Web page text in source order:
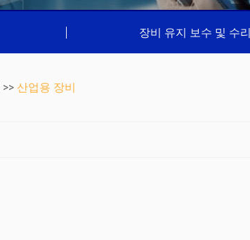
장비 유지 보수 및 수
>> 산업용 장비